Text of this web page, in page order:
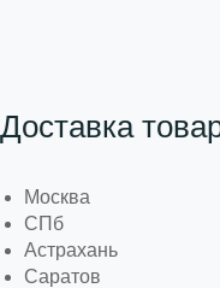
Доставка
Москва
СПб
Астрахань
Саратов